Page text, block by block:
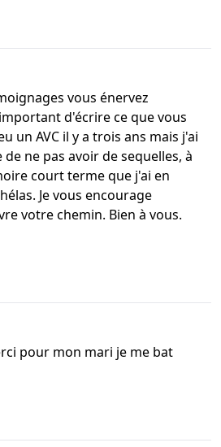
vous énervez
d'écrire ce que vous
un AVC il y a trois ans mais j'ai
ne pas avoir de sequelles, à
court terme que j'ai en
Je vous encourage
votre chemin. Bien à vous.
pour mon mari je me bat